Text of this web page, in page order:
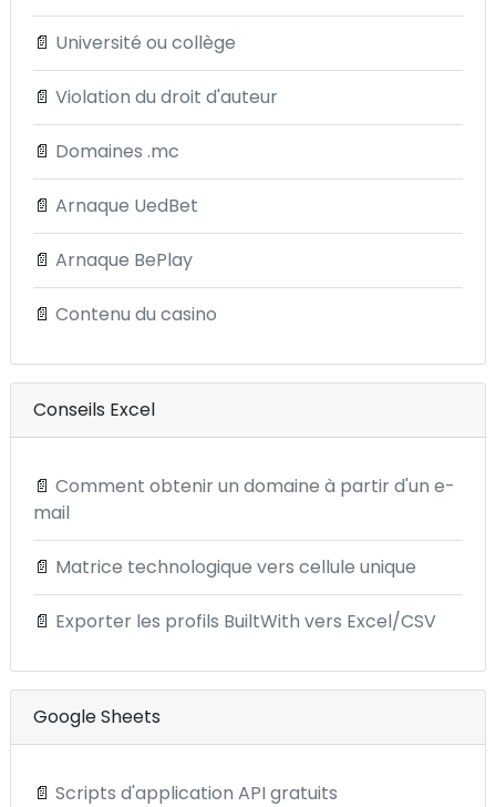
📄 Université ou collège
📄 Violation du droit d'auteur
📄 Domaines .mc
📄 Arnaque UedBet
📄 Arnaque BePlay
📄 Contenu du casino
Conseils Excel
📄 Comment obtenir un domaine à partir d'un e-
mail
📄 Matrice technologique vers cellule unique
📄 Exporter les profils BuiltWith vers Excel/CSV
Google Sheets
📄 Scripts d'application API gratuits